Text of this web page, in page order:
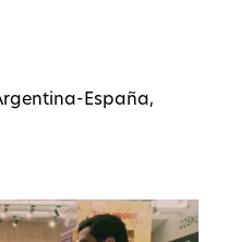
España,